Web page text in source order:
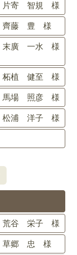
片寄 智規 様
齊藤 豊 様
末廣 一水 様
柘植 健至 様
馬場 照彦 様
松浦 洋子 様
荒谷 栄子 様
草郷 忠 様